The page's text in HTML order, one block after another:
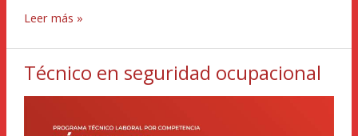
Leer más »
Técnico en seguridad ocupacional
Técnico
ocupacional